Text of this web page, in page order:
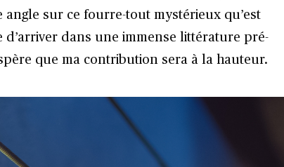
sur ce fourre-tout mystérieux qu’est
d’arriver dans une immense littérature pré-
que ma contribution sera à la hauteur.